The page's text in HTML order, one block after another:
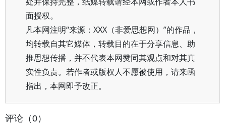
面授权。
凡本网注明“来源：XXX（非爱思想网）”的作品，
均转载自其它媒体，转载目的在于分享信息、助
推思想传播，并不代表本网赞同其观点和对其真
实性负责。若作者或版权人不愿被使用，请来函
指出，本网即予改正。
评论（0）